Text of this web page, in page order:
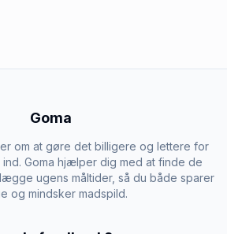
Goma
om at gøre det billigere og lettere for
Goma hjælper dig med at finde de
ugens måltider, så du både sparer
og mindsker madspild.